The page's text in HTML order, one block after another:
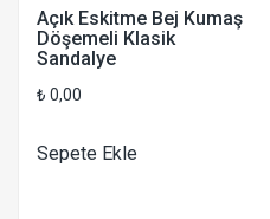
Açık Eskitme Bej Kumaş
Döşemeli Klasik
Sandalye
₺ 0,00
Sepete Ekle